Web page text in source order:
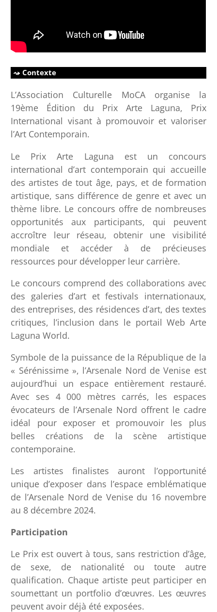
Contexte
L’Association Culturelle MoCA organise la
19ème Édition du Prix Arte Laguna, Prix
International visant à promouvoir et valoriser
l’Art Contemporain.
Le Prix Arte Laguna est un concours
international d’art contemporain qui accueille
des artistes de tout âge, pays, et de formation
artistique, sans différence de genre et avec un
thème libre. Le concours offre de nombreuses
opportunités aux participants, qui peuvent
accroître leur réseau, obtenir une visibilité
mondiale et accéder à de précieuses
ressources pour développer leur carrière.
Le concours comprend des collaborations avec
des galeries d’art et festivals internationaux,
des entreprises, des résidences d’art, des textes
critiques, l’inclusion dans le portail Web Arte
Laguna World.
Symbole de la puissance de la République de la
« Sérénissime », l’Arsenale Nord de Venise est
aujourd’hui un espace entièrement restauré.
Avec ses 4 000 mètres carrés, les espaces
évocateurs de l’Arsenale Nord offrent le cadre
idéal pour exposer et promouvoir les plus
belles créations de la scène artistique
contemporaine.
Les artistes finalistes auront l’opportunité
unique d’exposer dans l’espace emblématique
de l’Arsenale Nord de Venise du 16 novembre
au 8 décembre 2024.
Participation
Le Prix est ouvert à tous, sans restriction d’âge,
de sexe, de nationalité ou toute autre
qualification. Chaque artiste peut participer en
soumettant un portfolio d’œuvres. Les œuvres
peuvent avoir déjà été exposées.